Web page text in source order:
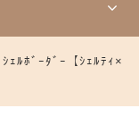
ｼｪﾙﾎﾞｰﾀﾞｰ【ｼｪﾙﾃｨ×